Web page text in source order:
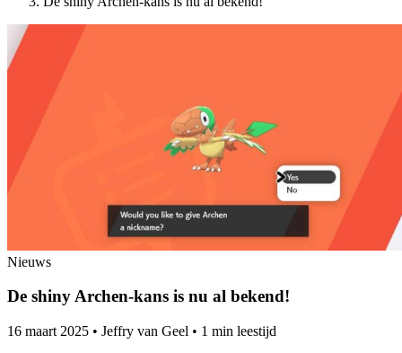
Nieuws
De shiny Archen-kans is nu al bekend!
16 maart 2025 • Jeffry van Geel • 1 min leestijd